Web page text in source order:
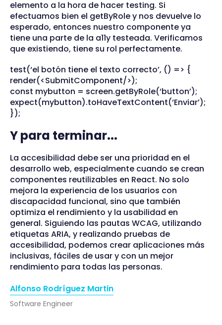
elemento a la hora de hacer testing. Si
efectuamos bien el getByRole y nos devuelve lo
esperado, entonces nuestro componente ya
tiene una parte de la a11y testeada. Verificamos
que existiendo, tiene su rol perfectamente.
test(‘el botón tiene el texto correcto’, () => {
render(<SubmitComponent/>);
const mybutton = screen.getByRole(‘button’);
expect(mybutton).toHaveTextContent(‘Enviar’);
});
Y para terminar...
La accesibilidad debe ser una prioridad en el
desarrollo web, especialmente cuando se crean
componentes reutilizables en React. No solo
mejora la experiencia de los usuarios con
discapacidad funcional, sino que también
optimiza el rendimiento y la usabilidad en
general. Siguiendo las pautas WCAG, utilizando
etiquetas ARIA, y realizando pruebas de
accesibilidad, podemos crear aplicaciones más
inclusivas, fáciles de usar y con un mejor
rendimiento para todas las personas.
Alfonso Rodríguez Martin
Software Engineer